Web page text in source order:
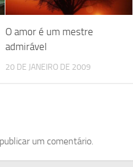
O amor é um mestre
admirável
20 DE JANEIRO DE 2009
um comentário.